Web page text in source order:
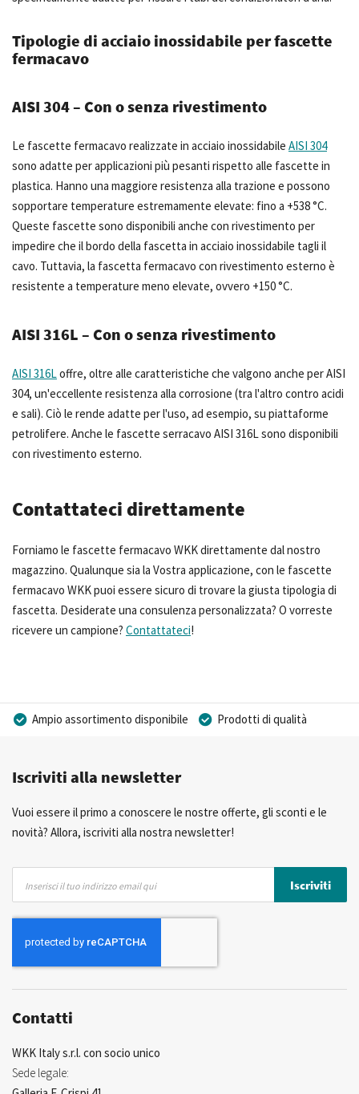
Tipologie di acciaio inossidabile per fascette
fermacavo
AISI 304 – Con o senza rivestimento
Le fascette fermacavo realizzate in acciaio inossidabile AISI 304
sono adatte per applicazioni più pesanti rispetto alle fascette in
plastica. Hanno una maggiore resistenza alla trazione e possono
sopportare temperature estremamente elevate: fino a +538 °C.
Queste fascette sono disponibili anche con rivestimento per
impedire che il bordo della fascetta in acciaio inossidabile tagli il
cavo. Tuttavia, la fascetta fermacavo con rivestimento esterno è
resistente a temperature meno elevate, ovvero +150 °C.
AISI 316L – Con o senza rivestimento
AISI 316Loffre, oltre alle caratteristiche che valgono anche per AISI
304, un'eccellente resistenza alla corrosione (tra l'altro contro acidi
e sali). Ciò le rende adatte per l'uso, ad esempio, su piattaforme
petrolifere. Anche le fascette serracavo AISI 316L sono disponibili
con rivestimento esterno.
Contattateci direttamente
Forniamo le fascette fermacavo WKK direttamente dal nostro
magazzino. Qualunque sia la Vostra applicazione, con le fascette
fermacavo WKK puoi essere sicuro di trovare la giusta tipologia di
fascetta. Desiderate una consulenza personalizzata? O vorreste
ricevere un campione? Contattateci!
Ampio assortimento disponibile
Prodotti di qualità
Consulenza Personalizzata
Iscriviti alla newsletter
Vuoi essere il primo a conoscere le nostre offerte, gli sconti e le
novità? Allora, iscriviti alla nostra newsletter!
nostra
Newsletter:
Iscriviti
Contatti
WKK Italy s.r.l. con socio unico
Sede legale: